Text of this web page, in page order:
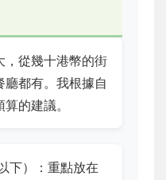
，從幾十港幣的街
都有。我根據自
的建議。
下）：重點放在